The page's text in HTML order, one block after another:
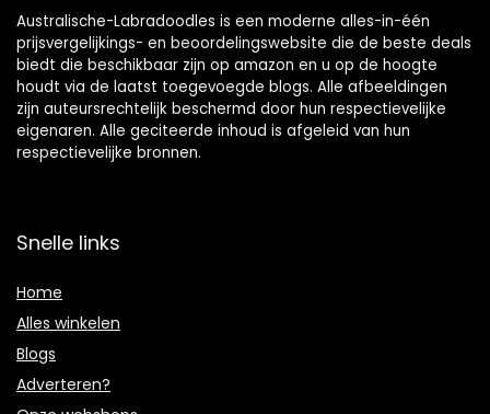
Australische-Labradoodles is een moderne alles-in-één
prijsvergelijkings- en beoordelingswebsite die de beste deals
biedt die beschikbaar zijn op amazon en u op de hoogte
houdt via de laatst toegevoegde blogs. Alle afbeeldingen
zijn auteursrechtelijk beschermd door hun respectievelijke
eigenaren. Alle geciteerde inhoud is afgeleid van hun
respectievelijke bronnen.
Snelle links
Home
Alles winkelen
Blogs
Adverteren?